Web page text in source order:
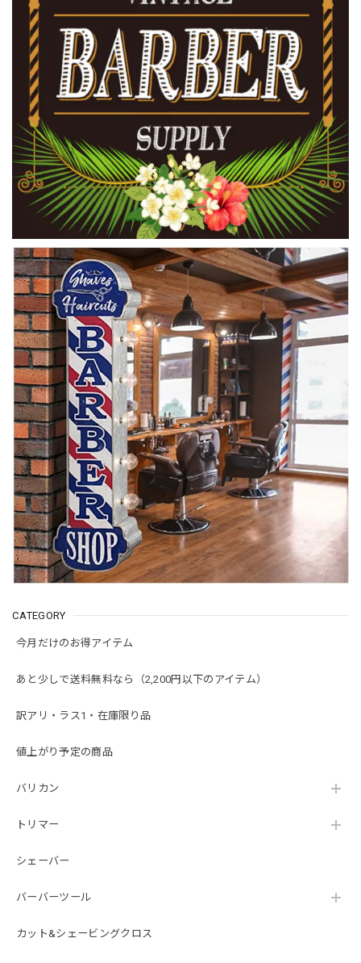
CATEGORY
今月だけのお得アイテム
あと少しで送料無料なら（2,200円以下のアイテム）
訳アリ・ラス1・在庫限り品
値上がり予定の商品
バリカン
トリマー
シェーバー
バーバーツール
カット&シェービングクロス